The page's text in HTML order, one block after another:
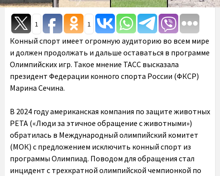
1 1
Конный спорт имеет огромную аудиторию во всем мире
и должен продолжать и дальше оставаться в программе
Олимпийских игр. Такое мнение ТАСС высказала
президент Федерации конного спорта России (ФКСР)
Марина Сечина.
В 2024 году американская компания по защите животных
PETA («Люди за этичное обращение с животными»)
обратилась в Международный олимпийский комитет
(МОК) с предложением исключить конный спорт из
программы Олимпиад. Поводом для обращения стал
инцидент с трехкратной олимпийской чемпионкой по